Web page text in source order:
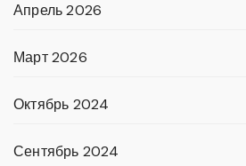
Апрель 2026
Март 2026
Октябрь 2024
Сентябрь 2024